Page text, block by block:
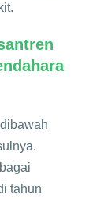
tahun